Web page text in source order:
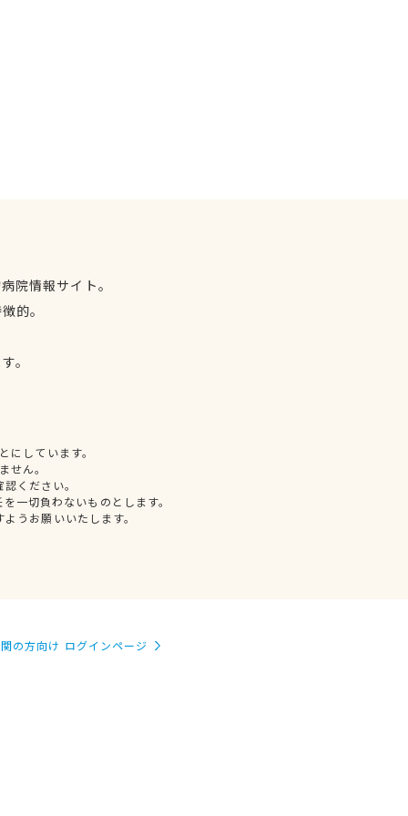
院情報サイト。
的。
。
しています。
せん。
ください。
一切負わないものとします。
うお願いいたします。
の方向け ログインページ